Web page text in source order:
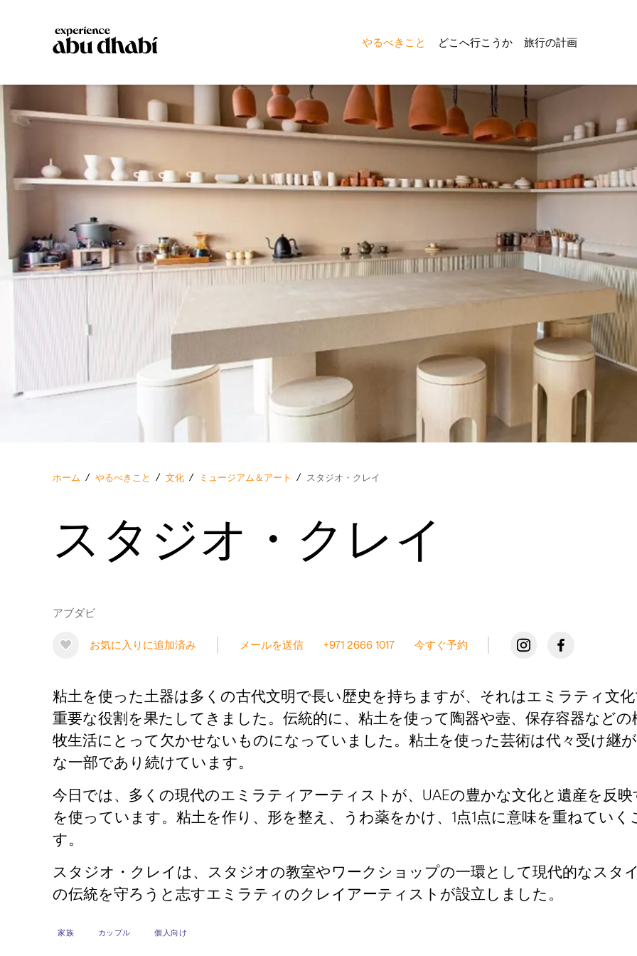
やるべきこと どこへ行こうか 旅行の計画
ホーム / やるべきこと / 文化 / ミュージアム＆アート / スタジオ・クレイ
スタジオ・クレイ
アブダビ
お気に入りに追加済み メールを送信 +971 2666 1017 今すぐ予約
粘土を使った土器は多くの古代文明で長い歴史を持ちますが、それはエミラティ文
重要な役割を果たしてきました。伝統的に、粘土を使って陶器や壺、保存容器など
牧生活にとって欠かせないものになっていました。粘土を使った芸術は代々受け継
な一部であり続けています。
今日では、多くの現代のエミラティアーティストが、UAEの豊かな文化と遺産を反
を使っています。粘土を作り、形を整え、うわ薬をかけ、1点1点に意味を重ねてい
す。
スタジオ・クレイは、スタジオの教室やワークショップの一環として現代的なスタ
の伝統を守ろうと志すエミラティのクレイアーティストが設立しました。
家族 カップル 個人向け